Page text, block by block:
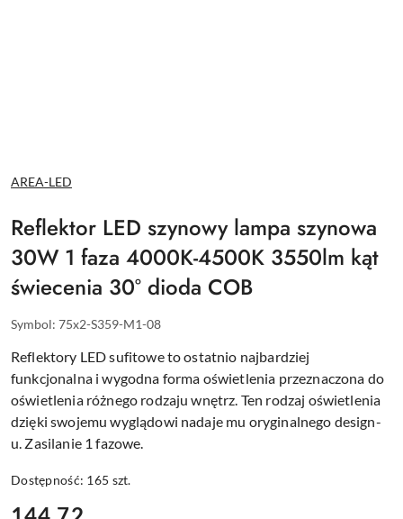
NAZWA
PRODUCENTA:
AREA-LED
Reflektor LED szynowy lampa szynowa
30W 1 faza 4000K-4500K 3550lm kąt
świecenia 30° dioda COB
Symbol: 75x2-S359-M1-08
Reflektory LED sufitowe to ostatnio najbardziej
funkcjonalna i wygodna forma oświetlenia przeznaczona do
oświetlenia różnego rodzaju wnętrz. Ten rodzaj oświetlenia
dzięki swojemu wyglądowi nadaje mu oryginalnego design-
u. Zasilanie 1 fazowe.
Dostępność: 165 szt.